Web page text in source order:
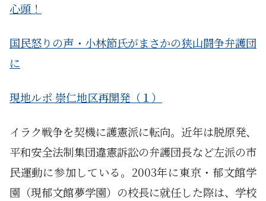
心頭！
国民怒りの声・小林節氏がまさかの狭山闘争弁護団
に
現地ルポ 崇仁地区再開発（１）
イラク戦争を契機に護憲派に転向。近年は脱原発、
平和安全法制集団違憲訴訟の弁護団長など左派の市
民運動に参加している。2003年に東京・郁文館学
園（現郁文館夢学園）の校長に就任した際は、学校